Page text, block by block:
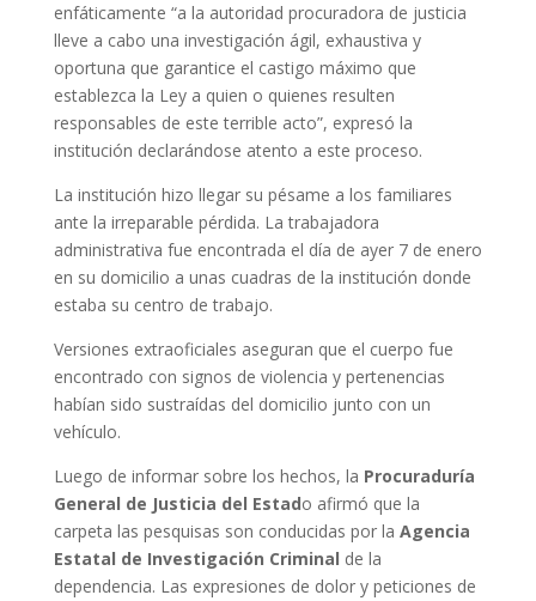
enfáticamente “a la autoridad procuradora de justicia
lleve a cabo una investigación ágil, exhaustiva y
oportuna que garantice el castigo máximo que
establezca la Ley a quien o quienes resulten
responsables de este terrible acto”, expresó la
institución declarándose atento a este proceso.
La institución hizo llegar su pésame a los familiares
ante la irreparable pérdida. La trabajadora
administrativa fue encontrada el día de ayer 7 de enero
en su domicilio a unas cuadras de la institución donde
estaba su centro de trabajo.
Versiones extraoficiales aseguran que el cuerpo fue
encontrado con signos de violencia y pertenencias
habían sido sustraídas del domicilio junto con un
vehículo.
Luego de informar sobre los hechos, la Procuraduría
General de Justicia del Estado afirmó que la
carpeta las pesquisas son conducidas por la Agencia
Estatal de Investigación Criminal de la
dependencia. Las expresiones de dolor y peticiones de